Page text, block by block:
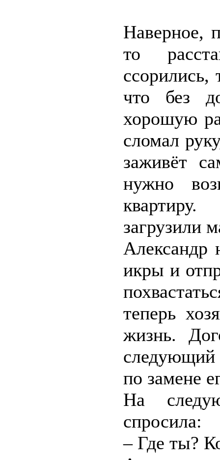
Наверное,
то
что без
хорошую
сломал
заживёт
нужно
загрузили
Александр
икры и
теперь
жизнь.
следующий
по замене
На
спросила:
– Где ты?